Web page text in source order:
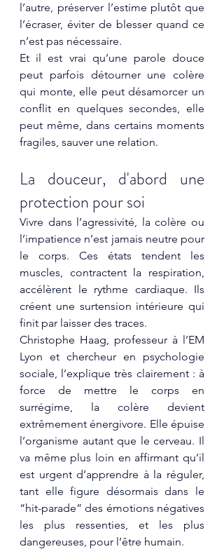
l’autre, préserver l’estime plutôt que
l’écraser, éviter de blesser quand ce
n’est pas nécessaire.
Et il est vrai qu’une parole douce
peut parfois détourner une colère
qui monte, elle peut désamorcer un
conflit en quelques secondes, elle
peut même, dans certains moments
fragiles, sauver une relation.
La douceur, d'abord une
protection pour soi
Vivre dans l’agressivité, la colère ou
l’impatience n’est jamais neutre pour
le corps. Ces états tendent les
muscles, contractent la respiration,
accélèrent le rythme cardiaque. Ils
créent une surtension intérieure qui
finit par laisser des traces.
Christophe Haag, professeur à l’EM
Lyon et chercheur en psychologie
sociale, l’explique très clairement : à
force de mettre le corps en
surrégime, la colère devient
extrêmement énergivore. Elle épuise
l’organisme autant que le cerveau. Il
va même plus loin en affirmant qu’il
est urgent d’apprendre à la réguler,
tant elle figure désormais dans le
“hit-parade” des émotions négatives
les plus ressenties, et les plus
dangereuses, pour l’être humain.